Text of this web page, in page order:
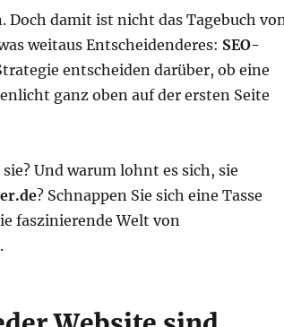
damit ist nicht das Tagebuch
weitaus Entscheidenderes: SEO-
entscheiden darüber, ob eine
ganz oben auf der ersten Seite
Und warum lohnt es sich, sie
? Schnappen Sie sich eine Tasse
faszinierende Welt von